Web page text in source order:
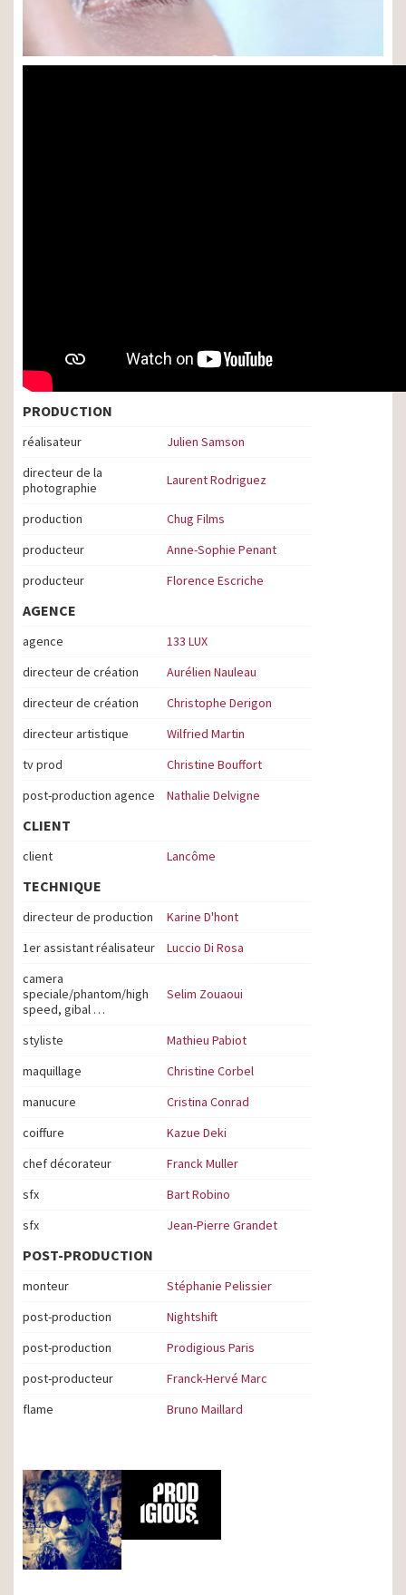
PRODUCTION
réalisateur
Julien Samson
directeur de la
photographie
Laurent Rodriguez
production
Chug Films
producteur
Anne-Sophie Penant
producteur
Florence Escriche
AGENCE
agence
133 LUX
directeur de création
Aurélien Nauleau
directeur de création
Christophe Derigon
directeur artistique
Wilfried Martin
tv prod
Christine Bouffort
post-production agence
Nathalie Delvigne
CLIENT
client Lancôme
TECHNIQUE
directeur de production
Karine D'hont
1er assistant réalisateur
Luccio Di Rosa
camera
speciale/phantom/high
speed, gibal …
Selim Zouaoui
styliste
Mathieu Pabiot
maquillage
Christine Corbel
manucure
Cristina Conrad
coiffure
Kazue Deki
chef décorateur
Franck Muller
sfx
Bart Robino
sfx
Jean-Pierre Grandet
POST-PRODUCTION
monteur
Stéphanie Pelissier
post-production
Nightshift
post-production
Prodigious Paris
post-producteur
Franck-Hervé Marc
flame
Bruno Maillard